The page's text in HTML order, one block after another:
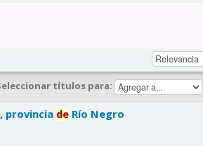
títulos para:
provincia de Río Negro